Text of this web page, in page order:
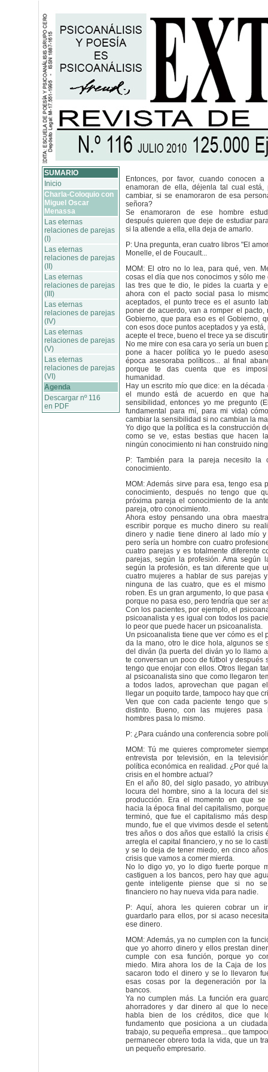
SUMARIO
Inicio
Charla-Coloquio con
Miguel Oscar
Menassa
Las eternas
relaciones de parejas
(I)
Las eternas
relaciones de parejas
(II)
Las eternas
relaciones de parejas
(III)
Las eternas
relaciones de parejas
(IV)
Las eternas
relaciones de parejas
(V)
Las eternas
relaciones de parejas
(VI)
Agenda
Descargar nº 116
en PDF
Entonces, por favor, cuando conocen
enamoran de ella, déjenla tal cual
cambiar, si se enamoraron de esa
señora?
Se enamoraron de ese hombre
después quieren que deje de estudiar
si la atiende a ella, ella deja de amarlo.
P: Una pregunta, eran cuatro libros "El
Monelle, el de Foucault...
MOM: El otro no lo lea, para qué, ven.
cosas el día que nos conocimos y sólo me
las tres que te dio, le pides la cuarta y
ahora con el pacto social pasa lo
aceptados, el punto trece es el asunto
poner de acuerdo, van a romper el pacto,
Gobierno, que para eso es el Gobierno,
con esos doce puntos aceptados y ya
acepte el trece, bueno el trece ya se
No me mire con esa cara yo sería un buen
pone a hacer política yo le puedo
época asesoraba políticos... al final
porque te das cuenta que es
humanidad.
Hay un escrito mío que dice: en la
el mundo está de acuerdo en que
sensibilidad, entonces yo me pregunto
fundamental para mí, para mi vida)
cambiar la sensibilidad si no cambian la
Yo digo que la política es la construcción
como se ve, estas bestias que hacen
ningún conocimiento ni han construido
P: También para la pareja necesito la
conocimiento.
MOM: Además sirve para esa, tengo esa
conocimiento, después no tengo que
próxima pareja el conocimiento de la
pareja, otro conocimiento.
Ahora estoy pensando una obra
escribir porque es mucho dinero su
dinero y nadie tiene dinero al lado mío
pero sería un hombre con cuatro
cuatro parejas y es totalmente diferente
parejas, según la profesión. Ama según
según la profesión, es tan diferente que
cuatro mujeres a hablar de sus parejas
ninguna de las cuatro, que es el
roben. Es un gran argumento, lo que pasa
porque no pasa eso, pero tendría que ser
Con los pacientes, por ejemplo, el
psicoanalista y es igual con todos los
lo peor que puede hacer un psicoanalista.
Un psicoanalista tiene que ver cómo es el
da la mano, otro le dice hola, algunos se
del diván (la puerta del diván yo lo llamo
te conversan un poco de fútbol y después
tengo que enojar con ellos. Otros llegan
al psicoanalista sino que como llegaron
a todos lados, aprovechan que pagan
llegar un poquito tarde, tampoco hay que
Ven que con cada paciente tengo que
distinto. Bueno, con las mujeres
hombres pasa lo mismo.
P: ¿Para cuándo una conferencia sobre
MOM: Tú me quieres comprometer
entrevista por televisión, en la
política económica en realidad. ¿Por qué
crisis en el hombre actual?
En el año 80, del siglo pasado, yo
locura del hombre, sino a la locura del
producción. Era el momento en que se
hacia la época final del capitalismo,
terminó, que fue el capitalismo más
mundo, fue el que vivimos desde el
tres años o dos años que estalló la crisis
arregla el capital financiero, y no se lo
y se lo deja de tener miedo, en cinco
crisis que vamos a comer mierda.
No lo digo yo, yo lo digo fuerte porque
castiguen a los bancos, pero hay que
gente inteligente piense que si no
financiero no hay nueva vida para nadie.
P: Aquí, ahora les quieren cobrar un
guardarlo para ellos, por si acaso
ese dinero.
MOM: Además, ya no cumplen con la
que yo ahorro dinero y ellos prestan
cumple con esa función, porque yo
miedo. Mira ahora los de la Caja de los
sacaron todo el dinero y se lo llevaron
esas cosas por la degeneración por
bancos.
Ya no cumplen más. La función era
ahorradores y dar dinero al que lo
habla bien de los créditos, dice que
fundamento que posiciona a un
trabajo, su pequeña empresa... que
permanecer obrero toda la vida, que un
un pequeño empresario.